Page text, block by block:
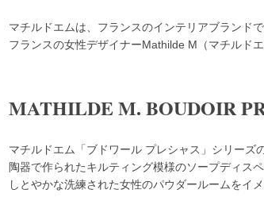
マチルドエムは、フランスのインテリアブランドで
フランスの女性デザイナーMathilde M（マチルド
MATHILDE M. BOUDOIR
マチルドエム「ブドワール プレシャス」シリーズ
陶器で作られたキルティング模様のソープディスペ
しとやかな洗練された女性のパウダールームをイ